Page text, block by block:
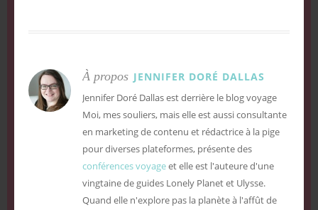
À propos JENNIFER DORÉ DALLAS
Jennifer Doré Dallas est derrière le blog voyage
Moi, mes souliers, mais elle est aussi consultante
en marketing de contenu et rédactrice à la pige
pour diverses plateformes, présente des
conférences voyageet elle est l'auteure d'une
vingtaine de guides Lonely Planet et Ulysse.
Quand elle n'explore pas la planète à l'affût de